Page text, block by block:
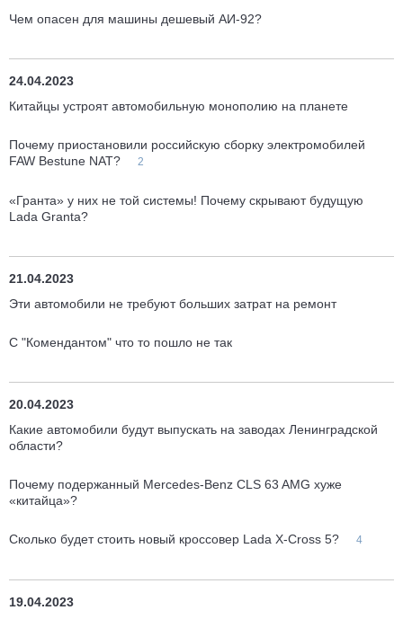
Чем опасен для машины дешевый АИ-92?
24.04.2023
Китайцы устроят автомобильную монополию на планете
Почему приостановили российскую сборку электромобилей
FAW Bestune NAT?
2
«Гранта» у них не той системы! Почему скрывают будущую
Lada Granta?
21.04.2023
Эти автомобили не требуют больших затрат на ремонт
С "Комендантом" что то пошло не так
20.04.2023
Какие автомобили будут выпускать на заводах Ленинградской
области?
Почему подержанный Mercedes-Benz CLS 63 AMG хуже
«китайца»?
Cколько будет стоить новый кроссовер Lada X-Cross 5? 4
19.04.2023